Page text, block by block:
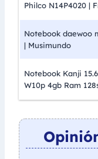
Philco N14P4020 |
Notebook daewoo
| Musimundo
Notebook Kanji
W10p 4gb Ram